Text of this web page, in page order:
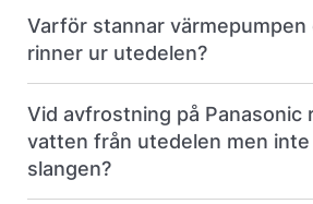
Varför stannar värmepumpen
rinner ur utedelen?
Vid avfrostning på Panasonic
vatten från utedelen men
slangen?